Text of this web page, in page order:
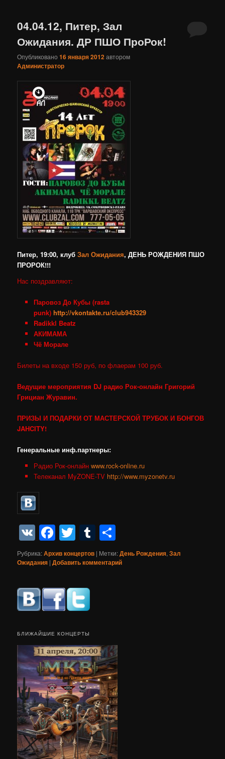
04.04.12, Питер, Зал
Ожидания. ДР ПШО ПроРок!
Опубликовано16 января 2012автором
Администратор
Питер, 19:00, клубЗал Ожидания, ДЕНЬ РОЖДЕНИЯ ПШО
ПРОРОК!!!
Нас поздравляют:
Паровоз До Кубы (rasta
punk) http://vkontakte.ru/club943329
Radikkl Beatz
АКИМАМА
Чё Морале
Билеты на входе 150 руб, по флаерам 100 руб.
Ведущие мероприятия DJ радио Рок-онлайн Григорий
Грициан Журавин.
ПРИЗЫ И ПОДАРКИ ОТ МАСТЕРСКОЙ ТРУБОК И БОНГОВ
JAHCITY!
Генеральные инф.партнеры:
Радио Рок-онлайн www.rock-online.ru
Телеканал MyZONE-TV http://www.myzonetv.ru
VKFacebook
TwitterTumblr
Рубрика:Архив концертов | Метки:День Рождения,Зал
Ожидания |Добавить комментарий
БЛИЖАЙШИЕ КОНЦЕРТЫ